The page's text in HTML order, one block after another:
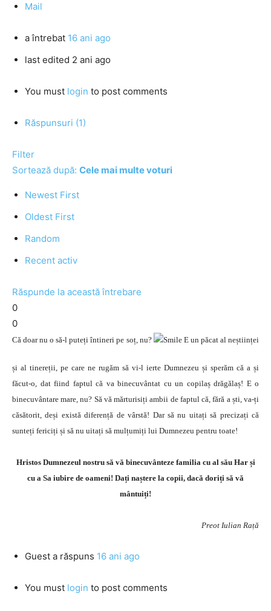
Mail
a întrebat 16 ani ago
last edited 2 ani ago
You must login to post comments
Răspunsuri (1)
Filter
Sortează după: Cele mai multe voturi
Newest First
Oldest First
Random
Recent activ
Răspunde la această întrebare
0
0
Că doar nu o să-l puteți întineri pe soț, nu? E un păcat al neștiinței
și al tinereții, pe care ne rugăm să vi-l ierte Dumnezeu și sperăm că a și
făcut-o, dat fiind faptul că va binecuvântat cu un copilaș drăgălaș! E o
binecuvântare mare, nu? Să vă mărturisiți ambii de faptul că, fără a ști, va-ți
căsătorit, deși există diferență de vârstă! Dar să nu uitați să precizați că
sunteți fericiți și să nu uitați să mulțumiți lui Dumnezeu pentru toate!
Hristos Dumnezeul nostru să vă binecuvânteze familia cu al său Har și
cu a Sa iubire de oameni! Dați naștere la copii, dacă doriți să vă
mântuiți!
Preot Iulian Rață
Guest a răspuns 16 ani ago
You must login to post comments